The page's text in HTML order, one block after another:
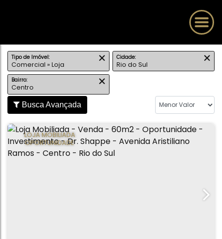
Tipo de Imóvel:
Comercial » Loja
Cidade:
Rio do Sul
Bairro:
Centro
Busca Avançada
LOJA MOBILIADA
OPORTUNIDADE